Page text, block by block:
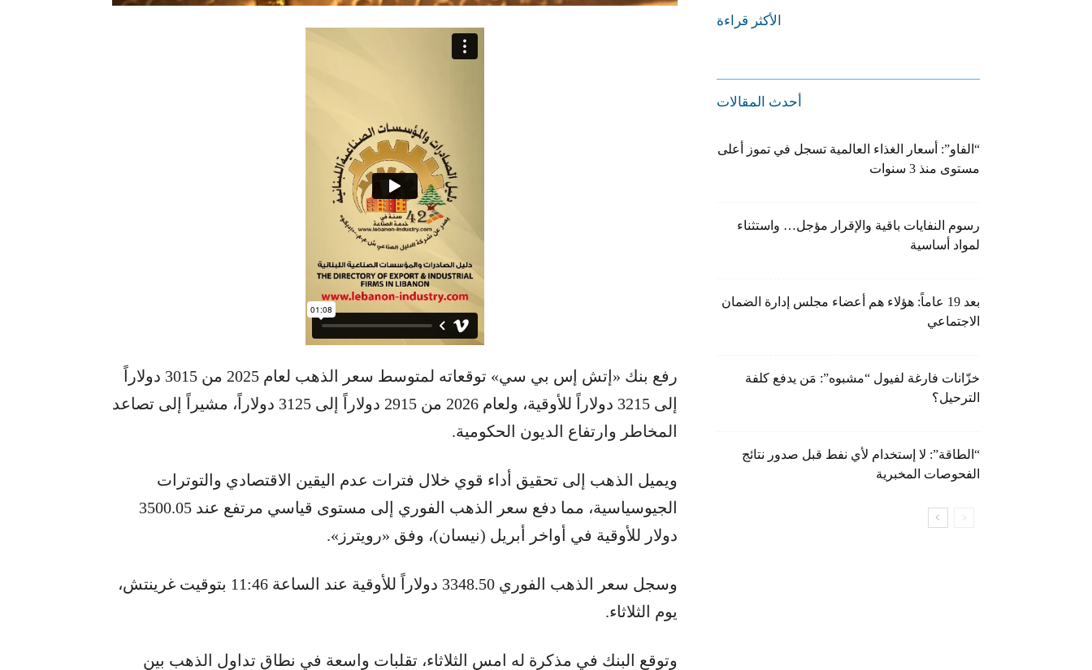
رفع بنك «إتش إس بي سي» توقعاته لمتوسط سعر الذهب لعام 2025 من 3015 دولاراً
إلى 3215 دولاراً للأوقية، ولعام 2026 من 2915 دولاراً إلى 3125 دولاراً، مشيراً إلى تصاعد
المخاطر وارتفاع الديون الحكومية.
ويميل الذهب إلى تحقيق أداء قوي خلال فترات عدم اليقين الاقتصادي والتوترات
الجيوسياسية، مما دفع سعر الذهب الفوري إلى مستوى قياسي مرتفع عند 3500.05
دولار للأوقية في أواخر أبريل (نيسان)، وفق «رويترز».
وسجل سعر الذهب الفوري 3348.50 دولاراً للأوقية عند الساعة 11:46 بتوقيت غرينتش،
يوم الثلاثاء.
وتوقع البنك في مذكرة له امس الثلاثاء، تقلبات واسعة في نطاق تداول الذهب بين
الأكثر قراءة
أحدث المقالات
“الفاو”: أسعار الغذاء العالمية تسجل في تموز أعلى
مستوى منذ 3 سنوات
رسوم النفايات باقية والإقرار مؤجل… واستثناء
لمواد أساسية
بعد 19 عاماً: هؤلاء هم أعضاء مجلس إدارة الضمان
الاجتماعي
خزّانات فارغة لفيول “مشبوه”: مَن يدفع كلفة
الترحيل؟
“الطاقة”: لا إستخدام لأي نفط قبل صدور نتائج
الفحوصات المخبرية